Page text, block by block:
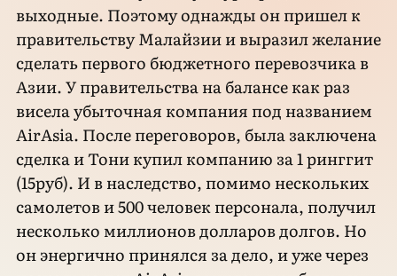
выходные. Поэтому однажды он пришел к
правительству Малайзии и выразил желание
сделать первого бюджетного перевозчика в
Азии. У правительства на балансе как раз
висела убыточная компания под названием
AirAsia. После переговоров, была заключена
сделка и Тони купил компанию за 1 ринггит
(15руб). И в наследство, помимо нескольких
самолетов и 500 человек персонала, получил
несколько миллионов долларов долгов. Но
он энергично принялся за дело, и уже через